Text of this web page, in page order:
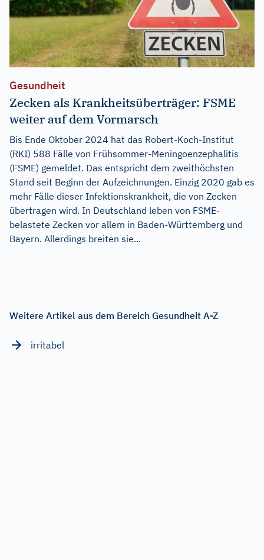
Gesundheit
Zecken als Krankheitsüberträger: FSME
weiter auf dem Vormarsch
Bis Ende Oktober 2024 hat das Robert-Koch-Institut
(RKI) 588 Fälle von Frühsommer-Meningoenzephalitis
(FSME) gemeldet. Das entspricht dem zweithöchsten
Stand seit Beginn der Aufzeichnungen. Einzig 2020 gab es
mehr Fälle dieser Infektionskrankheit, die von Zecken
übertragen wird. In Deutschland leben von FSME-
belastete Zecken vor allem in Baden-Württemberg und
Bayern. Allerdings breiten sie...
Weitere Artikel aus dem Bereich Gesundheit A-Z
irritabel